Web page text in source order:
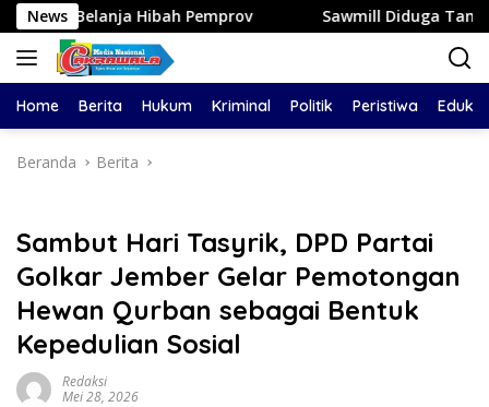
Langsung
ke
konten
News
Pemprov Sawmill Diduga Tampung Kayu Illegal
Home Berita Hukum Kriminal Politik Peristiwa
Beranda Berita
​Sambut Hari Tasyrik, DPD Partai
Golkar Jember Gelar Pemotongan
Hewan Qurban sebagai Bentuk
Kepedulian Sosial
Redaksi
Mei 28, 2026